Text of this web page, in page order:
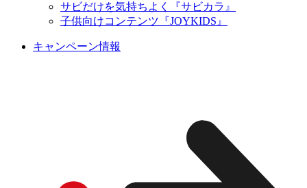
サビだけを気持ちよく『サビカラ』
子供向けコンテンツ『JOYKIDS』
キャンペーン情報